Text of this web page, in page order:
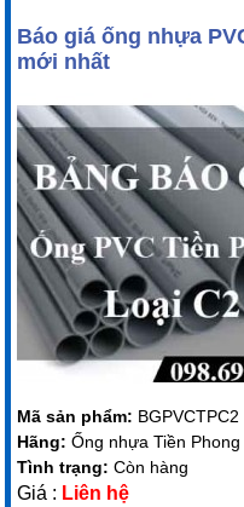
Báo giá ống nhựa
mới nhất
Mã sản phẩm: BGPVCTPC2
Hãng:Ống nhựa Tiền Phong
Tình trạng:Còn hàng
Giá : Liên hệ